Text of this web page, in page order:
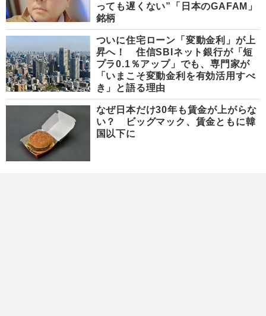
っても遅くない”「日本のGAFAM」
銘柄
ついに住宅ローン「変動金利」が上
昇へ！ 住信SBIネット銀行が「短
プラ0.1％アップ」でも、専門家が
「いまこそ変動金利を有効活用すべ
き」と語る理由
なぜ日本だけ30年も賃金が上がらな
い？ ビッグマック、賃金ともに韓
国以下に